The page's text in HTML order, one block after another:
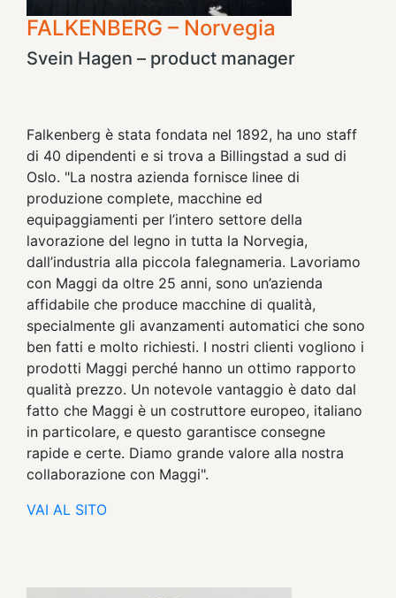
FALKENBERG – Norvegia
Svein Hagen – product manager
Falkenberg è stata fondata nel 1892, ha uno staff
di 40 dipendenti e si trova a Billingstad a sud di
Oslo. "La nostra azienda fornisce linee di
produzione complete, macchine ed
equipaggiamenti per l’intero settore della
lavorazione del legno in tutta la Norvegia,
dall’industria alla piccola falegnameria. Lavoriamo
con Maggi da oltre 25 anni, sono un’azienda
affidabile che produce macchine di qualità,
specialmente gli avanzamenti automatici che sono
ben fatti e molto richiesti. I nostri clienti vogliono i
prodotti Maggi perché hanno un ottimo rapporto
qualità prezzo. Un notevole vantaggio è dato dal
fatto che Maggi è un costruttore europeo, italiano
in particolare, e questo garantisce consegne
rapide e certe. Diamo grande valore alla nostra
collaborazione con Maggi".
VAI AL SITO